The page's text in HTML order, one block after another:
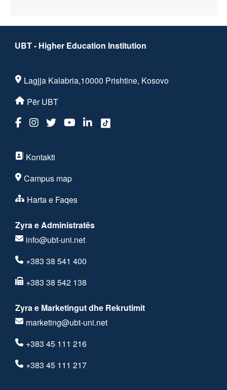
UBT - Higher Education Institution
Lagjja Kalabria,10000 Prishtine, Kosovo
Për UBT
Kontakti
Campus map
Harta e Faqes
Zyra e Administratës
info@ubt-uni.net
+383 38 541 400
+383 38 542 138
Zyra e Marketingut dhe Rekrutimit
marketing@ubt-uni.net
+383 45 111 216
+383 45 111 217